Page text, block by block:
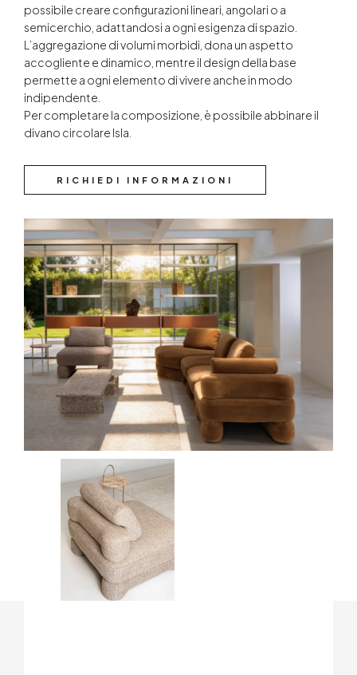
possibile creare configurazioni lineari, angolari o a
semicerchio, adattandosi a ogni esigenza di spazio.
L’aggregazione di volumi morbidi, dona un aspetto
accogliente e dinamico, mentre il design della base
permette a ogni elemento di vivere anche in modo
indipendente.
Per completare la composizione, è possibile abbinare il
divano circolare Isla.
RICHIEDI INFORMAZIONI